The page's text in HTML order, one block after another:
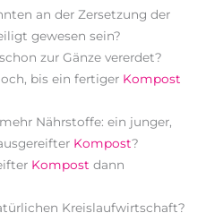
an der Zersetzung der
gewesen sein?
zur Gänze vererdet?
bis ein fertiger Kompost
Nährstoffe: ein junger,
Kompost?
Kompost dann
Kreislaufwirtschaft?